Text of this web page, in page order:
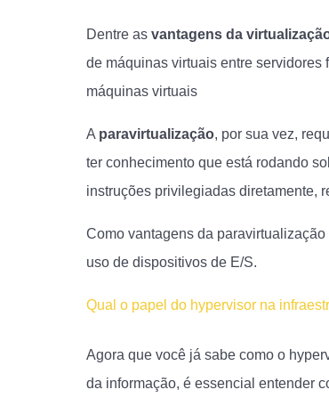
Dentre as vantagens da
de máquinas virtuais entre
máquinas virtuais
A paravirtualização, por sua vez,
ter conhecimento que está rodando
instruções privilegiadas diretamente,
Como vantagens da
uso de dispositivos de E/S.
Qual o papel do hypervisor na
Agora que você já sabe como o
da informação, é essencial entender